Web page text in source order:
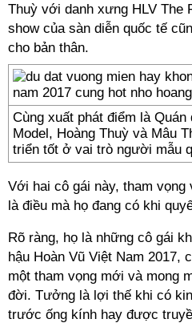
Thuỳ với danh xưng HLV The
show của sàn diễn quốc tế
cho bản thân.
Cùng xuất phát điểm là Quán
Model, Hoàng Thuỳ và Mâu
triển tốt ở vai trò người mẫu
Với hai cô gái này, tham
là điều mà họ đang có khi
Rõ ràng, họ là những cô gái
hậu Hoàn Vũ Việt Nam 2017,
một tham vọng mới và mong
đời. Tưởng là lợi thế khi có
trước ống kính hay được